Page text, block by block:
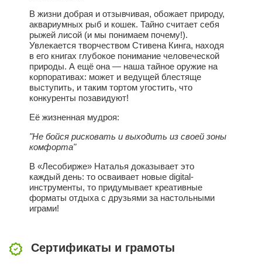
В жизни добрая и отзывчивая, обожает природу,
аквариумных рыб и кошек. Тайно считает себя
рыжей лисой (и мы понимаем почему!).
Увлекается творчеством Стивена Кинга, находя
в его книгах глубокое понимание человеческой
природы. А ещё она — наша тайное оружие на
корпоративах: может и ведущей блестяще
выступить, и таким тортом угостить, что
конкуренты позавидуют!
Её жизненная мудроя:
"Не бойся рисковать и выходить из своей зоны
комфорта"
В «Лесобирже» Наталья доказывает это
каждый день: то осваивает новые digital-
инструменты, то придумывает креативные
форматы отдыха с друзьями за настольными
играми!
Сертификаты и грамоты